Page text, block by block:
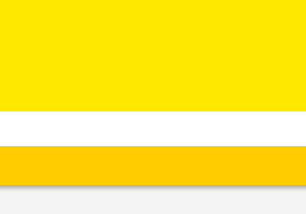
Spielbetrieb